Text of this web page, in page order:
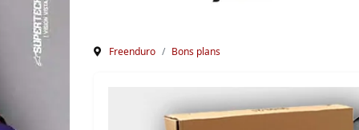
Freenduro Bons plans